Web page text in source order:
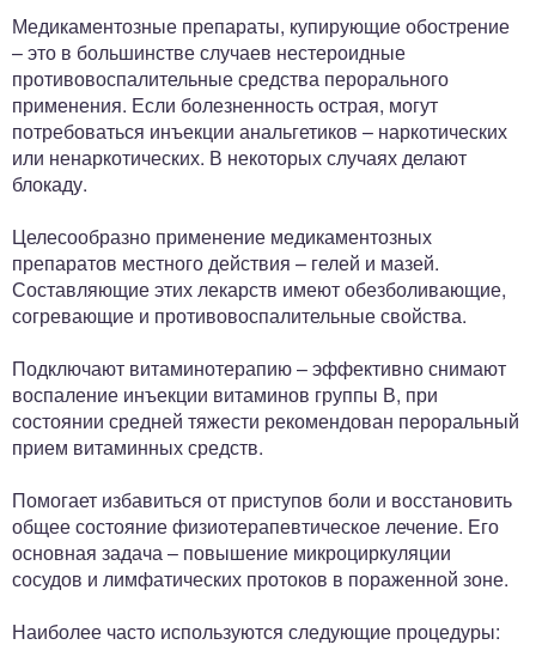
Медикаментозные препараты, купирующие обострение
– это в большинстве случаев нестероидные
противовоспалительные средства перорального
применения. Если болезненность острая, могут
потребоваться инъекции анальгетиков – наркотических
или ненаркотических. В некоторых случаях делают
блокаду.
Целесообразно применение медикаментозных
препаратов местного действия – гелей и мазей.
Составляющие этих лекарств имеют обезболивающие,
согревающие и противовоспалительные свойства.
Подключают витаминотерапию – эффективно снимают
воспаление инъекции витаминов группы В, при
состоянии средней тяжести рекомендован пероральный
прием витаминных средств.
Помогает избавиться от приступов боли и восстановить
общее состояние физиотерапевтическое лечение. Его
основная задача – повышение микроциркуляции
сосудов и лимфатических протоков в пораженной зоне.
Наиболее часто используются следующие процедуры: